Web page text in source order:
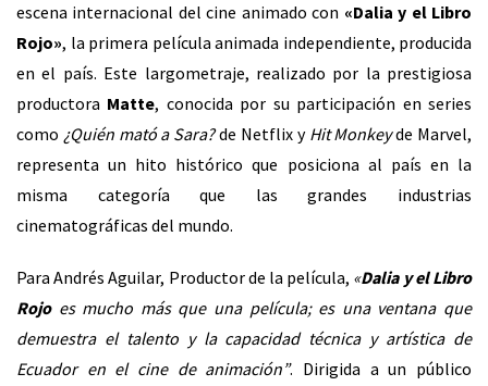
escena internacional del cine animado con «Dalia y el Libro
Rojo», la primera película animada independiente, producida
en el país. Este largometraje, realizado por la prestigiosa
productora Matte, conocida por su participación en series
como ¿Quién mató a Sara?de Netflix y Hit Monkeyde Marvel,
representa un hito histórico que posiciona al país en la
misma categoría que las grandes industrias
cinematográficas del mundo.
Para Andrés Aguilar, Productor de la película, «Dalia y el Libro
Rojoes mucho más que una película; es una ventana que
demuestra el talento y la capacidad técnica y artística de
Ecuador en el cine de animación”. Dirigida a un público